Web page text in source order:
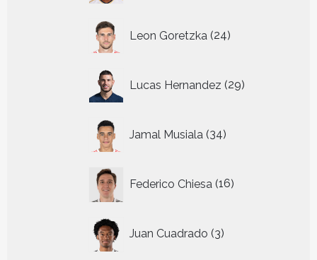
Leon Goretzka 24
producten
Lucas Hernandez 29
producten
Jamal Musiala 34
producten
Federico Chiesa 16
producten
Juan Cuadrado 3
producten